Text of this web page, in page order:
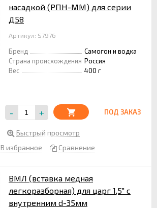
насадкой (РПН-ММ) для серии
Д58
Артикул: S7976
Бренд
Самогон и водка
Страна происхождения Россия
Вес
400 г
- + ПОД ЗАКАЗ
Быстрый просмотр
В избранное
Сравнение
ВМЛ (вставка медная
легкоразборная) для царг 1,5" c
внутренним d-35мм